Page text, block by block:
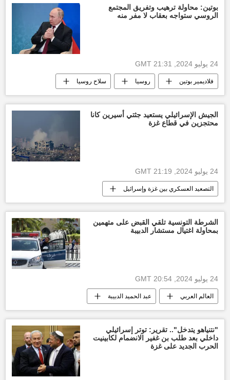
العدوان الإسرائيلي على غزة
بوتين: محاولة ترهيب وتفريق المجتمع
الروسي ستواجه بعقاب لا مفر منه
24 يوليو 2024, 21:31 GMT
فلاديمير بوتين روسيا سلاح روسيا
أخبار روسيا اليوم
الجيش الإسرائيلي يستعيد جثتي أسيرين كانا
محتجزين في قطاع غزة
24 يوليو 2024, 21:19 GMT
التصعيد العسكري بين غزة وإسرائيل
العدوان الإسرائيلي على غزة قطاع غزة
غزة وقف إطلاق النار بين قطاع غزة وإسرائيل
الشرطة التونسية تلقي القبض على متهمين
بمحاولة اغتيال مستشار الدبيبة
24 يوليو 2024, 20:54 GMT
العالم العربي عبد الحميد الدبيبة
أخبار ليبيا اليوم تونس
أخبار تونس اليوم الأخبار
"نتنياهو يتدخل".. تقرير: توتر إسرائيلي
داخلي بعد طلب بن غفير الانضمام لكابينيت
الحرب الجديد على غزة